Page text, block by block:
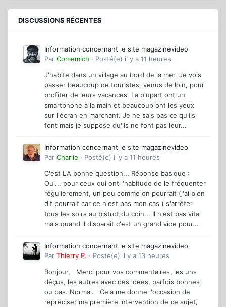
DISCUSSIONS RÉCENTES
Information concernant le site magazinevideo
Par Comemich · Posté(e) il y a 11 heures
J'habite dans un village au bord de la mer. Je vois
passer beaucoup de touristes, venus de loin, pour
profiter de leurs vacances. La plupart ont un
smartphone à la main et beaucoup ont les yeux
sur l'écran en marchant. Je ne sais pas ce qu'ils
font mais je suppose qu'ils ne font pas leur...
Information concernant le site magazinevideo
Par Charlie · Posté(e) il y a 11 heures
C'est LA bonne question... Réponse basique :
Oui... pour ceux qui ont l'habitude de le fréquenter
régulièrement, un peu comme on pourrait (j'ai bien
dit pourrait car ce n'est pas mon cas ) s'arrêter
tous les soirs au bistrot du coin... Il n'est pas vital
mais quand il disparaît c'est un grand vide pour...
Information concernant le site magazinevideo
Par Thierry P. · Posté(e) il y a 13 heures
Bonjour, Merci pour vos commentaires, les uns
déçus, les autres avec des idées, parfois bonnes
ou pas. Normal. Cela me donne l'occasion de
repréciser ma première intervention de ce sujet,